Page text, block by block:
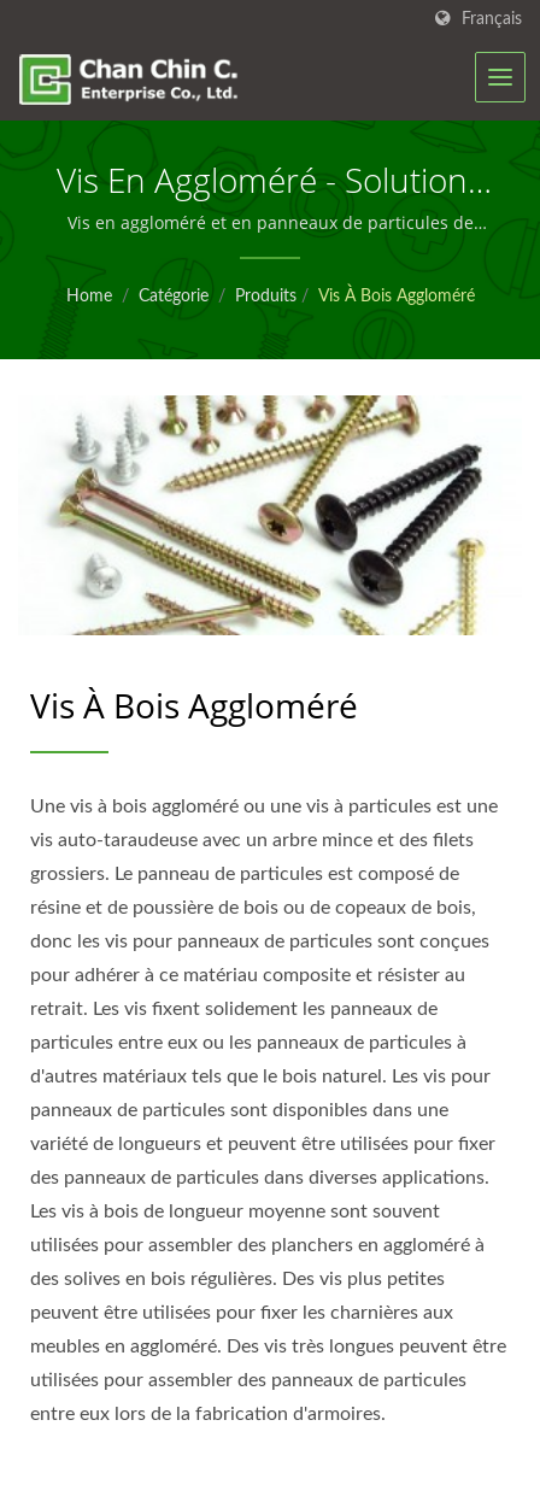
Français
Vis En Aggloméré - Solutions
De Fixation Auto-Perceuses
Fiables
Vis en aggloméré et en panneaux de particules de
qualité industrielle conçues pour un assemblage
sécurisé et une durabilité à long terme dans les
applications de mobilier, de menuiserie et de
construction.
Home / Catégorie / Produits / Vis À Bois Aggloméré
Vis À Bois Aggloméré
Une vis à bois aggloméré ou une vis à particules est une
vis auto-taraudeuse avec un arbre mince et des filets
grossiers. Le panneau de particules est composé de
résine et de poussière de bois ou de copeaux de bois,
donc les vis pour panneaux de particules sont conçues
pour adhérer à ce matériau composite et résister au
retrait. Les vis fixent solidement les panneaux de
particules entre eux ou les panneaux de particules à
d'autres matériaux tels que le bois naturel. Les vis pour
panneaux de particules sont disponibles dans une
variété de longueurs et peuvent être utilisées pour fixer
des panneaux de particules dans diverses applications.
Les vis à bois de longueur moyenne sont souvent
utilisées pour assembler des planchers en aggloméré à
des solives en bois régulières. Des vis plus petites
peuvent être utilisées pour fixer les charnières aux
meubles en aggloméré. Des vis très longues peuvent être
utilisées pour assembler des panneaux de particules
entre eux lors de la fabrication d'armoires.